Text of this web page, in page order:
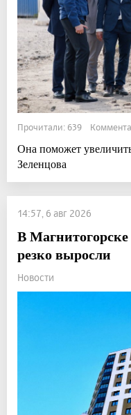
Прочитали: 639
Она поможет
Зеленцова
14:57, 6 авг 2026
В
резко выросли
Новости